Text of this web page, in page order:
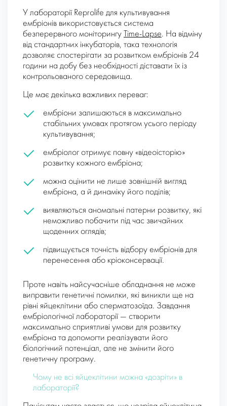
У лабораторії Reprolife для культивування
ембріонів використовується система
безперервного моніторингу Time-Lapse. На відміну
від стандартних інкубаторів, така технологія
дозволяє спостерігати за розвитком ембріонів 24
години на добу без необхідності діставати їх із
контрольованого середовища.
Це має декілька важливих переваг:
ембріони залишаються в максимально
стабільних умовах протягом усього періоду
культивування;
ембріолог отримує повну «відеоісторію»
розвитку кожного ембріона;
можна оцінити не лише зовнішній вигляд
ембріона, а й динаміку його поділів;
виявляються аномальні патерни розвитку, які
неможливо побачити під час звичайних
щоденних оглядів;
підвищується точність відбору ембріонів для
перенесення або кріоконсервації.
Проте навіть найсучасніше обладнання не може
виправити генетичні помилки, які виникли ще на
рівні яйцеклітини або сперматозоїда. Завдання
ембріологічної лабораторії — створити
максимально сприятливі умови для розвитку
ембріона та допомогти реалізувати його
біологічний потенціал, але не змінити його
генетичну програму.
Чому не всі яйцеклітини можна «дозріти» в
лабораторії?